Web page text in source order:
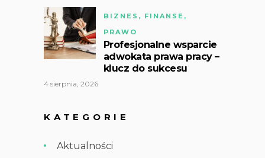
BIZNES, FINANSE,
PRAWO
Profesjonalne wsparcie
adwokata prawa pracy –
klucz do sukcesu
4 sierpnia, 2026
KATEGORIE
Aktualności